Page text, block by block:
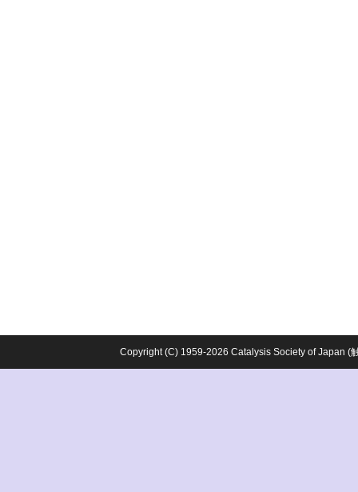
Copyright (C) 1959-2026 Catalysis Society of Japan (